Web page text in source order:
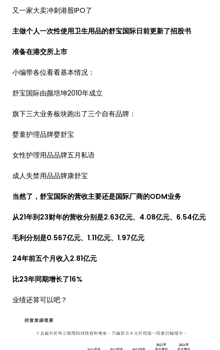
又一家大卖冲刺港股IPO了
主做个人一次性使用卫生用品的舒宝国际日前更新了招股书
准备在港交所上市
小编带各位看看基本情况：
舒宝国际由颜培坤2010年成立
旗下三大业务板块跑出了三个自有品牌：
婴童护理品牌婴舒宝
女性护理用品品牌五月私语
成人失禁用品品牌康舒宝
当然了，舒宝国际的营收主要还是国际厂商的ODM业务
从21年到23财年的营收分别是2.63亿元、4.08亿元、6.54亿元
毛利分别是0.567亿元、1.11亿元、1.97亿元
24年前五个月收入2.81亿元
比23年同期增长了16%
业绩还算可以吧？